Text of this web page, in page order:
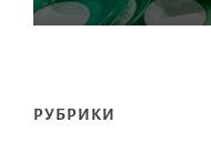
РУБРИКИ